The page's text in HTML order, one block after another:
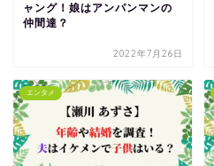
ャング！娘はアンパンマンの
仲間達？
2022年7月26日
エンタメ